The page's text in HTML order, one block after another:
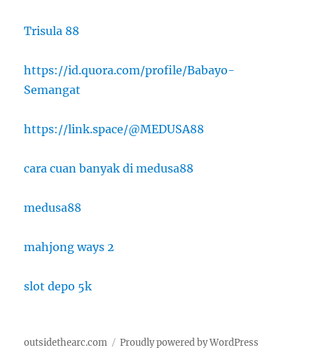
Trisula 88
https://id.quora.com/profile/Babayo-
Semangat
https://link.space/@MEDUSA88
cara cuan banyak di medusa88
medusa88
mahjong ways 2
slot depo 5k
outsidethearc.com Proudly powered by WordPress